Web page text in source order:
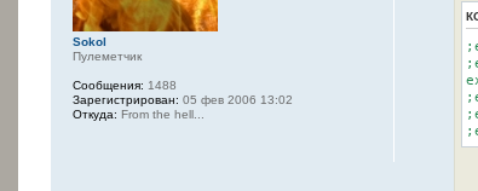
Sokol
Пулеметчик
Сообщения: 1488
Зарегистрирован: 05 фев 2006 13:02
Откуда: From the hell...